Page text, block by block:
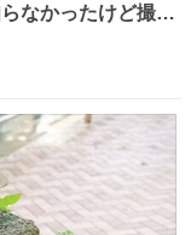
なかったけど撮っ
海斗